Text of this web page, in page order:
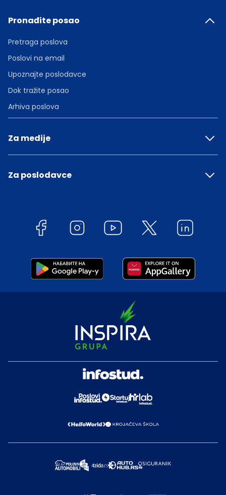
Pronađite posao
Pretraga poslova
Poslovi na email
Upoznajte poslodavce
Dok tražite posao
Arhiva poslova
Za medije
Za poslodavce